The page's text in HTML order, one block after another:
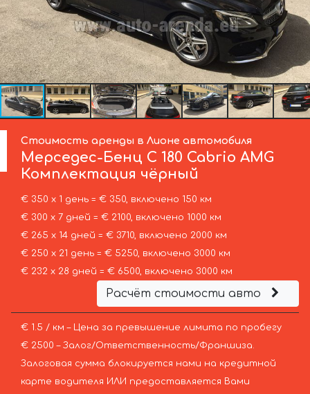
Стоимость аренды в Лионе автомобиля
Мерседес-Бенц C 180 Cabrio AMG
Комплектация чёрный
€ 350 х 1 день = € 350, включено 150 км
€ 300 х 7 дней = € 2100, включено 1000 км
€ 265 х 14 дней = € 3710, включено 2000 км
€ 250 х 21 день = € 5250, включено 3000 км
€ 232 х 28 дней = € 6500, включено 3000 км
Расчёт стоимости авто
€ 1.5 / км – Цена за превышение лимита по пробегу
€ 2500 – Залог/Ответственность/Франшиза.
Залоговая сумма блокируется нами на кредитной
карте водителя ИЛИ предоставляется Вами